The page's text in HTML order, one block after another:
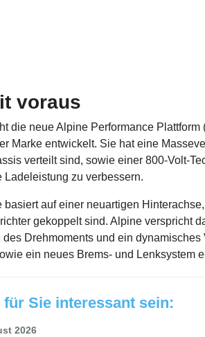
voraus
die neue Alpine Performance
Marke entwickelt. Sie hat eine
verteilt sind, sowie einer 800-Volt-
zu verbessern.
auf einer neuartigen
gekoppelt sind. Alpine verspricht
Drehmoments und ein dynamisches
ein neues Brems- und Lenksystem
für Sie interessant sein:
2026